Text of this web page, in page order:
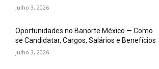
julho 3, 2026
Oportunidades no Banorte México — Como
se Candidatar, Cargos, Salários e Benefícios
julho 3, 2026